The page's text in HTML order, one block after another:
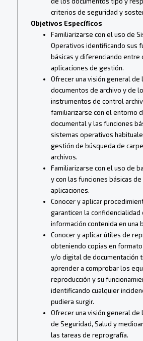
criterios de seguridad y
Objetivos Específicos
Familiarizarse con el uso de
Operativos identificando sus
básicas y diferenciando entre
aplicaciones de gestión.
Ofrecer una visión general de
documentos de archivo y de
instrumentos de control
familiarizarse con el entorno
documental y las funciones
sistemas operativos
gestión de búsqueda de
archivos.
Familiarizarse con el uso de
y con las funciones básicas
aplicaciones.
Conocer y aplicar
garanticen la confidencialidad
información contenida en una
Conocer y aplicar útiles de
obteniendo copias en
y/o digital de documentación
aprender a comprobar los
reproducción y su
identificando cualquier
pudiera surgir.
Ofrecer una visión general de
de Seguridad, Salud y
las tareas de reprografía.